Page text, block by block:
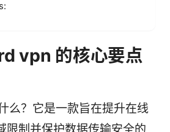
vpn 的核心要点
么？它是一款旨在提升在线